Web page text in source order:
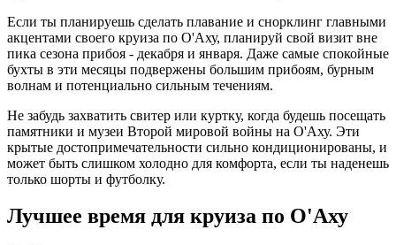
Если ты планируешь сделать плавание и снорклинг главными
акцентами своего круиза по О'Аху, планируй свой визит вне
пика сезона прибоя - декабря и января. Даже самые спокойные
бухты в эти месяцы подвержены большим прибоям, бурным
волнам и потенциально сильным течениям.
Не забудь захватить свитер или куртку, когда будешь посещать
памятники и музеи Второй мировой войны на О'Аху. Эти
крытые достопримечательности сильно кондиционированы, и
может быть слишком холодно для комфорта, если ты наденешь
только шорты и футболку.
Лучшее время для круиза по О'Аху